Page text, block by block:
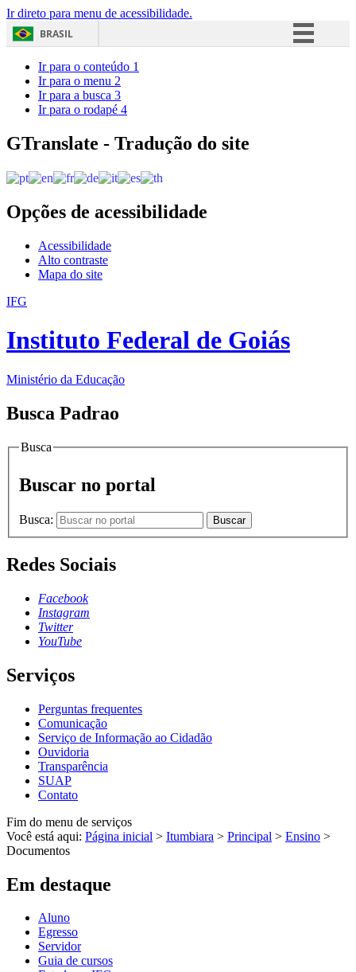
Ir direto para menu de acessibilidade.
BRASIL
Acesso à informação
Ir para o conteúdo 1
Ir para o menu 2
Ir para a busca 3
Ir para o rodapé 4
GTranslate - Tradução do site
Opções de acessibilidade
Acessibilidade
Alto contraste
Mapa do site
IFG
Instituto Federal de Goiás
Ministério da Educação
Busca Padrao
Busca
Buscar no portal
Busca: Buscar
Redes Sociais
Facebook
Instagram
Twitter
YouTube
Serviços
Perguntas frequentes
Comunicação
Serviço de Informação ao Cidadão
Ouvidoria
Transparência
SUAP
Contato
Fim do menu de serviços
Você está aqui: Página inicial > Itumbiara > Principal > Ensino >
Documentos
Em destaque
Aluno
Egresso
Servidor
Guia de cursos